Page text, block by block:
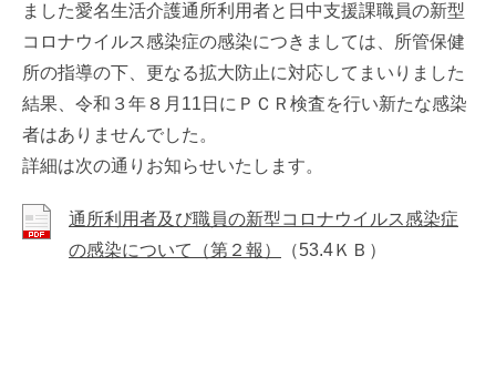
ました愛名生活介護通所利用者と日中支援課職員の新型
コロナウイルス感染症の感染につきましては、所管保健
所の指導の下、更なる拡大防止に対応してまいりました
結果、令和３年８月11日にＰＣＲ検査を行い新たな感染
者はありませんでした。
詳細は次の通りお知らせいたします。
通所利用者及び職員の新型コロナウイルス感染症
の感染について（第２報）
（53.4ＫＢ）